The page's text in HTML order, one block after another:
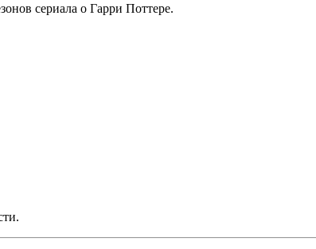
сериала о Гарри Поттере.